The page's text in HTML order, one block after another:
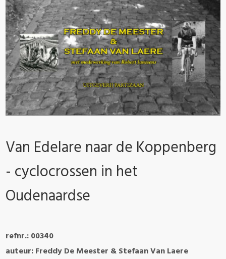
Van Edelare naar de Koppenberg
- cyclocrossen in het
Oudenaardse
refnr.: 00340
auteur: Freddy De Meester & Stefaan Van Laere